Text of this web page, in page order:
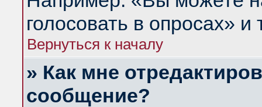
голосовать в опросах» и
Вернуться к началу
» Как мне
сообщение?